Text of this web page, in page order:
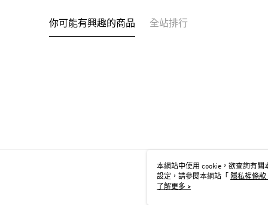
你可能有興趣的商品 全站排行
本網站中使用 cookie，欲查詢有關
設定，請參閱本網站「
隱私權條款
用 cookie。
了解更多 >